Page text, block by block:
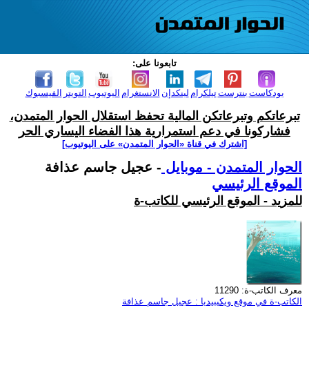
تابعونا على:
الفيسبوك التويتر اليوتيوب الانستغرام لينكدإن تيلكرامبنترست بودكاست
تبرعاتكم وتبرعاتكن المالية تحفظ استقلال الحوار المتمدن،
فشاركونا في دعم استمرارية هذا الفضاء اليساري الحر
[اشترك في قناة ‫«الحوار المتمدن» على اليوتيوب]
الحوار المتمدن - موبايل - عجيل جاسم عذافة
الموقع الرئيسي
للمزيد - الموقع الرئيسي للكاتب-ة
معرف الكاتب-ة: 11290
الكاتب-ة في موقع ويكيبيديا : عجيل جاسم عذافة